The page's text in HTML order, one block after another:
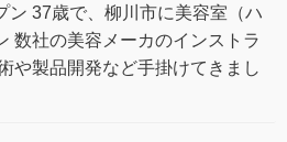
ン 37歳で、柳川市に美容室（ハ
数社の美容メーカのインストラ
や製品開発など手掛けてきまし